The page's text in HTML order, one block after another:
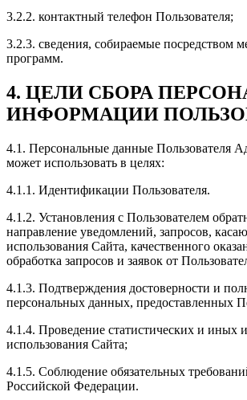
3.2.2. контактный телефон Пользователя;
3.2.3. сведения, собираемые посредством
программ.
4. ЦЕЛИ СБОРА
ИНФОРМАЦИИ
4.1. Персональные данные Пользователя
может использовать в целях:
4.1.1. Идентификации Пользователя.
4.1.2. Установления с Пользователем
направление уведомлений, запросов,
использования Сайта, качественного
обработка запросов и заявок от
4.1.3. Подтверждения достоверности и
персональных данных, предоставленных
4.1.4. Проведение статистических и иных
использования Сайта;
4.1.5. Соблюдение обязательных
Российской Федерации.